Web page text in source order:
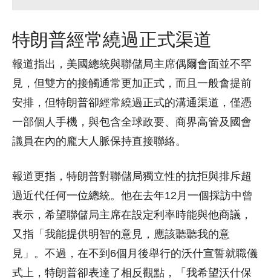
特朗普經常繞過正式渠道
報道指出，美國總統與聯儲局主席偶爾會面並不罕
見，但雙方的接觸通常更加正式，而且一般會提前
安排，但特朗普卻經常繞過正式的溝通渠道，僅憑
一部個人手機，與包含全球政要、商界高管及國會
議員在內的龐大人脈保持直接聯絡。
報道更指，特朗普對聯儲局獨立性的抗拒與排斥超
過近代任何一位總統。他在去年12月一個採訪中曾
表示，希望聯儲局主席在設定利率時能與他商議，
又指「我能提供明智的意見，應該聽聽我的意
見」。不過，在不到6個月後舉行的沃什宣誓就職儀
式上，特朗普卻表達了相反觀點，「我希望沃什保